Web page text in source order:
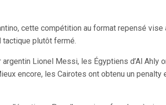
cette compétition au format repensé
plutôt fermé.
Lionel Messi, les Égyptiens d’Al
encore, les Cairotes ont obtenu un